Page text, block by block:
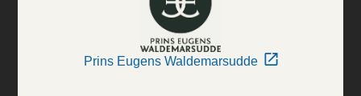
Prins Eugens Waldemarsudde